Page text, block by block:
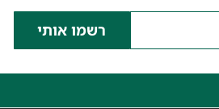
רשמו אותי